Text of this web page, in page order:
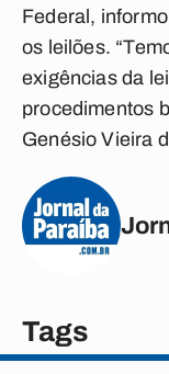
Federal,
os leilões.
exigências da
procedimentos
Genésio Vieira
Tags